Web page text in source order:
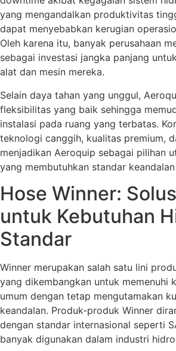
yang mengandalkan produktivitas
dapat menyebabkan kerugian
Oleh karena itu, banyak perusahaan
sebagai investasi jangka panjang
alat dan mesin mereka.
Selain daya tahan yang unggul,
fleksibilitas yang baik sehingga
instalasi pada ruang yang terbatas.
teknologi canggih, kualitas premium,
menjadikan Aeroquip sebagai pilihan
yang membutuhkan standar
Hose Winner:
untuk Kebutuhan
Standar
Winner merupakan salah satu lini
yang dikembangkan untuk memenuhi
umum dengan tetap mengutamakan
keandalan. Produk-produk Winner
dengan standar internasional seperti
banyak digunakan dalam industri